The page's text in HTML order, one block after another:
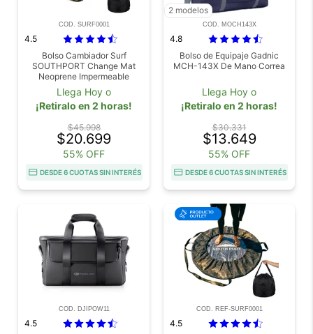
COD. SURF0001
4.5
Bolso Cambiador Surf
SOUTHPORT Change Mat
Neoprene Impermeable
Llega Hoy o
¡Retiralo en 2 horas!
$45.998
$20.699
55% OFF
DESDE 6 CUOTAS SIN INTERÉS
2 modelos
COD. MOCH143X
4.8
Bolso de Equipaje Gadnic
MCH-143X De Mano Correa
Llega Hoy o
¡Retiralo en 2 horas!
$30.331
$13.649
55% OFF
DESDE 6 CUOTAS SIN INTERÉS
COD. DJIPOW11
4.5
COD. REF-SURF0001
4.5